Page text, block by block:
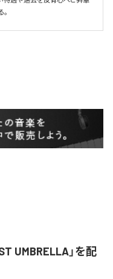
UMBRELLA」を配